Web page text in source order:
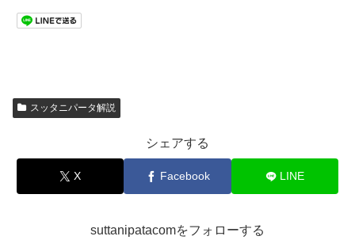
スッタニパータ解説
シェアする
X Facebook LINE
suttanipatacomをフォローする